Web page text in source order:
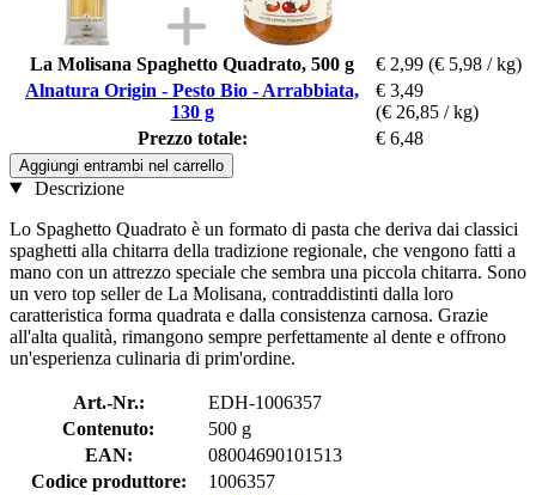
La Molisana Spaghetto Quadrato, 500 g € 2,99 (€ 5,98 / kg)
Alnatura Origin - Pesto Bio - Arrabbiata,
130 g
€ 3,49
(€ 26,85 / kg)
Prezzo totale:
€ 6,48
Aggiungi entrambi nel carrello
Descrizione
Lo Spaghetto Quadrato è un formato di pasta che deriva dai classici
spaghetti alla chitarra della tradizione regionale, che vengono fatti a
mano con un attrezzo speciale che sembra una piccola chitarra. Sono
un vero top seller de La Molisana, contraddistinti dalla loro
caratteristica forma quadrata e dalla consistenza carnosa. Grazie
all'alta qualità, rimangono sempre perfettamente al dente e offrono
un'esperienza culinaria di prim'ordine.
Art.-Nr.:
EDH-1006357
Contenuto:
500 g
EAN:
08004690101513
Codice produttore:
1006357